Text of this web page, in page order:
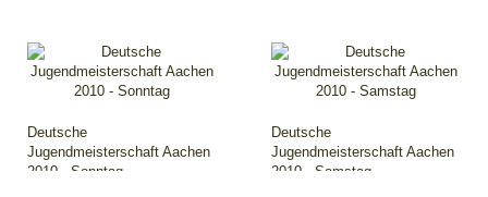
Deutsche
Jugendmeisterschaft Aachen
2010 - Sonntag
Deutsche
Jugendmeisterschaft Aachen
2010 - Samstag